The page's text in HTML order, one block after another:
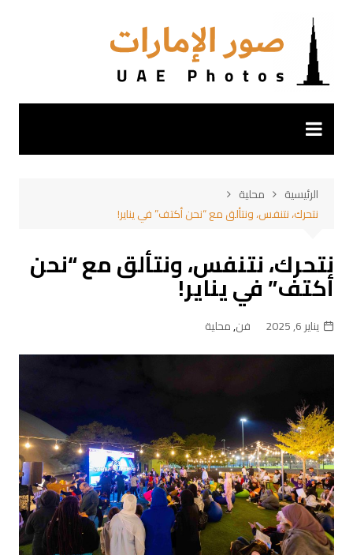
المحتوى
الرئيسية
محلية
نتحرك، نتنفس، ونتألق مع “نحن أكتف” في يناير!
نتحرك، نتنفس، ونتألق مع “نحن
أكتف” في يناير!
يناير 6, 2025 فن,محلية